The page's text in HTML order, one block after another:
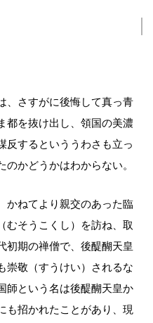
、さすがに後悔して真っ青
都を抜け出し、領国の美濃
反するといううわさも立っ
かどうかはわからない。
かねてより親交のあった臨
むそうこくし）を訪ね、取
初期の禅僧で、後醍醐天皇
崇敬（すうけい）されるな
師という名は後醍醐天皇か
も招かれたことがあり、現